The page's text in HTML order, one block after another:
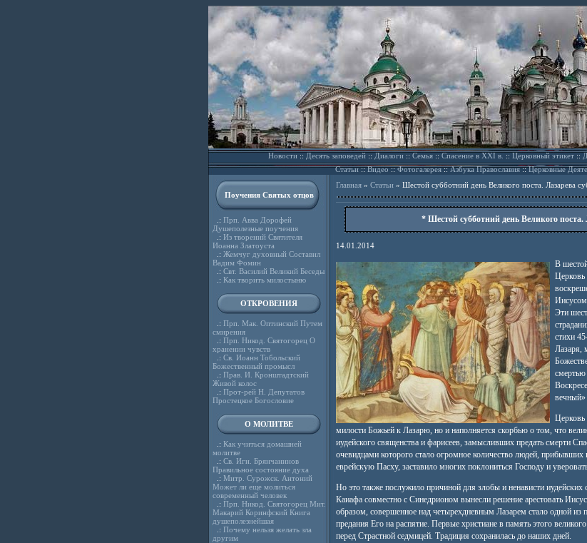
Новости::Десять заповедей::Диалоги::Семья::Спасение в XXI в.::Церковный этикет::
Статьи::Видео ::Фотогалерея::Азбука Православия::Церковные
Поучения Святых отцов
.: Прп. Авва Дорофей
Душеполезные поучения
.: Из творений Святителя
Иоанна Златоуста
.: Жемчуг духовный Составил
Вадим Фомин
.: Свт. Василий Великий Беседы
.: Как творить милостыню
ОТКРОВЕНИЯ
.: Прп. Мак. Оптинский Путем
смирения
.: Прп. Никод. Святогорец О
хранении чувств
.: Св. Иоанн Тобольский
Божественный промысл
.: Прав. И. Кронштадтский
Живой колос
.: Прот-рей Н. Депутатов
Простецкое Богословие
О МОЛИТВЕ
.: Как учиться домашней
молитве
.: Св. Игн. Брянчанинов
Правильное состояние духа
.: Митр. Сурожск. Антоний
Может ли еще молиться
современный человек
.: Прп. Никод. Святогорец Мит.
Макарий Коринфский Книга
душеполезнейшая
.: Почему нельзя желать зла
другим
Главная» Статьи» Шестой субботний день Великого поста. Лазарева
* Шестой субботний день Великого поста.
14.01.2014
В
Церковь
Иисусом
Эти
стихи
Лазаря,
смертью
вечный»
Церковь
милости Божьей к Лазарю, но и наполняется скорбью о том, что
иудейского священства и фарисеев, замысливших предать смерти
очевидцами которого стало огромное количество людей,
еврейскую Пасху, заставило многих поклониться Господу и
Но это также послужило причиной для злобы и ненависти
Каиафа совместно с Синедрионом вынесли решение арестовать
образом, совершенное над четырехдневным Лазарем стало одной из
предания Его на распятие. Первые христиане в память этого
перед Страстной седмицей. Традиция сохранилась до наших дней.